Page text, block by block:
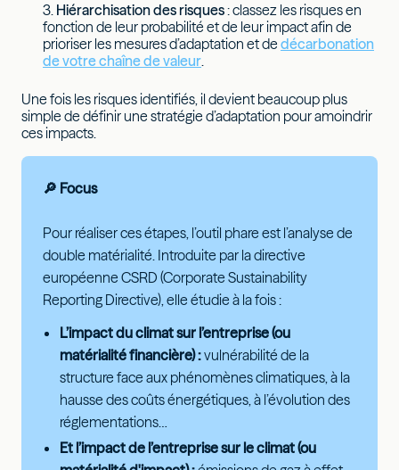
Hiérarchisation des risques: classez les risques en
fonction de leur probabilité et de leur impact afin de
prioriser les mesures d’adaptation et de décarbonation
de votre chaîne de valeur.
Une fois les risques identifiés, il devient beaucoup plus
simple de définir une stratégie d’adaptation pour amoindrir
ces impacts.
🔎 Focus
Pour réaliser ces étapes, l’outil phare est l’analyse de
double matérialité. Introduite par la directive
européenne CSRD (Corporate Sustainability
Reporting Directive), elle étudie à la fois :
L’impact du climat sur l’entreprise (ou
matérialité financière) :vulnérabilité de la
structure face aux phénomènes climatiques, à la
hausse des coûts énergétiques, à l’évolution des
réglementations…
Et l’impact de l’entreprise sur le climat (ou